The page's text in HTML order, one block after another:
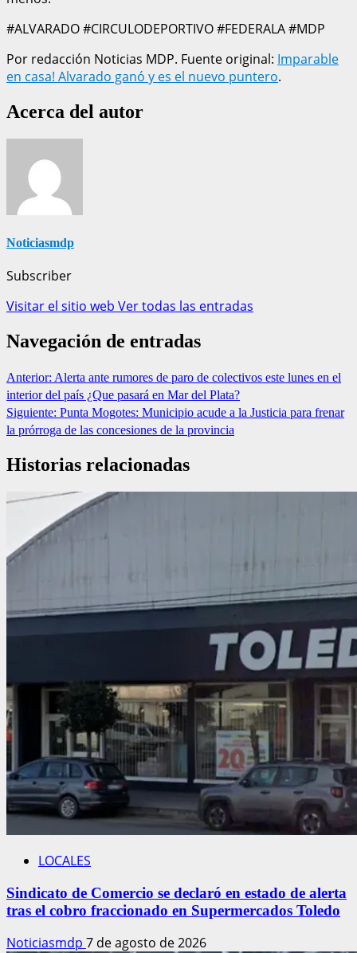
#ALVARADO #CIRCULODEPORTIVO #FEDERALA #MDP
Por redacción Noticias MDP. Fuente original: Imparable
en casa! Alvarado ganó y es el nuevo puntero.
Acerca del autor
Noticiasmdp
Subscriber
Visitar el sitio web Ver todas las entradas
Navegación de entradas
Anterior: Alerta ante rumores de paro de colectivos este lunes en el
interior del país ¿Que pasará en Mar del Plata?
Siguiente: Punta Mogotes: Municipio acude a la Justicia para frenar
la prórroga de las concesiones de la provincia
Historias relacionadas
LOCALES
Sindicato de Comercio se declaró en estado de alerta
tras el cobro fraccionado en Supermercados Toledo
Noticiasmdp 7 de agosto de 2026